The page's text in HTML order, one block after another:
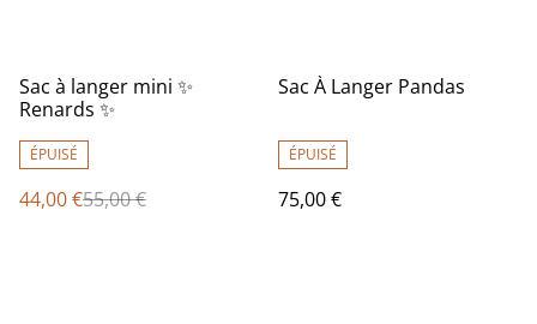
%
Sac à langer mini ✨
Renards ✨
ÉPUISÉ
44,00 €55,00 €
Sac À Langer Pandas
ÉPUISÉ
75,00 €